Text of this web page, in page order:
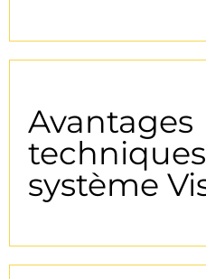
Avantages
système